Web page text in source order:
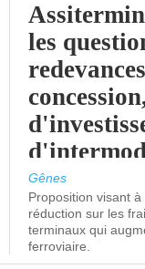
les
l'attention
politiciens.
Gênes
Proposition visant
réduction sur les
terminaux qui
ferroviaire.